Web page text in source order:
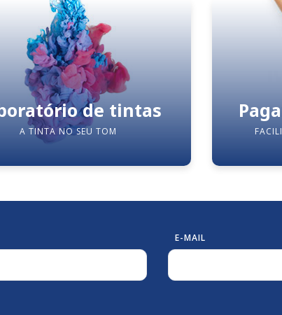
de tintas
A TINTA NO SEU TOM
E-MAIL